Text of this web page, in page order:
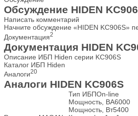
Обсуждение HIDEN
Написать комментарий
Начните обсуждение «HIDEN KC906S»
Документация2
Документация HIDEN
Описание ИБП Hiden серии KC906S
Каталог ИБП Hiden
Аналоги20
Аналоги HIDEN KC906S
Тип ИБПOn-line
Мощность, ВА6000
Мощность, Вт5400